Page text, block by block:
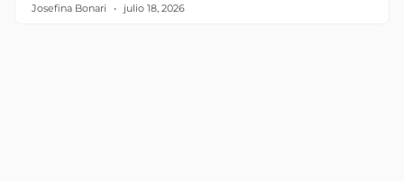
Josefina Bonari julio 18, 2026